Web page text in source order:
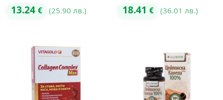
13.24 € (25.90 лв.) 18.41 € (36.01 лв.)